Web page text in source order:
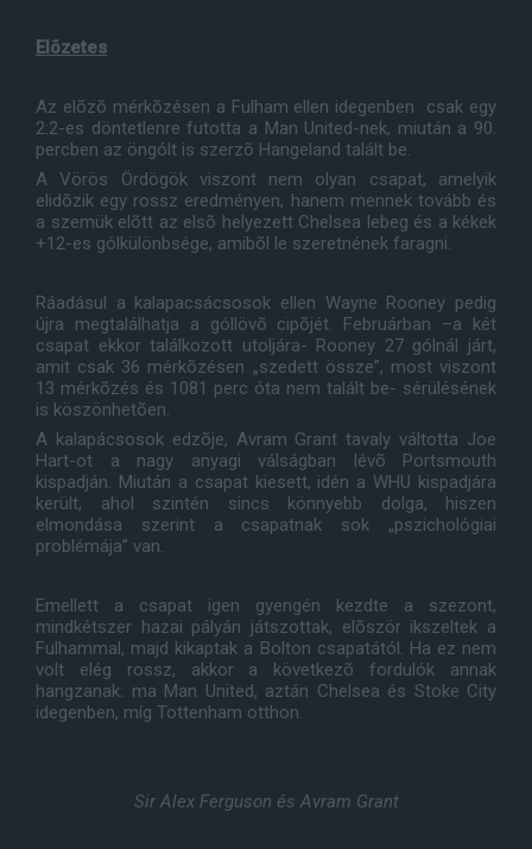
Elõzetes
Az elõzõ mérkõzésen a Fulham ellen idegenben
csak egy
2:2-es döntetlenre futotta a Man United-nek, miután a 90.
percben az öngólt is szerzõ Hangeland talált be.
A Vörös Ördögök viszont nem olyan csapat, amelyik
elidõzik egy rossz eredményen, hanem mennek tovább és
a szemük elõtt az elsõ helyezett Chelsea lebeg és a kékek
+12-es gólkülönbsége, amibõl le szeretnének faragni.
Ráadásul a kalapacsácsosok ellen Wayne Rooney pedig
újra megtalálhatja a góllövõ cipõjét. Februárban –a két
csapat ekkor találkozott utoljára- Rooney 27 gólnál járt,
amit csak 36 mérkõzésen „szedett össze”, most viszont
13 mérkõzés és 1081 perc óta nem talált be- sérülésének
is köszönhetõen.
A kalapácsosok edzõje, Avram Grant tavaly váltotta Joe
Hart-ot a nagy anyagi válságban lévõ Portsmouth
kispadján. Miután a csapat kiesett, idén a WHU kispadjára
került, ahol szintén sincs könnyebb dolga, hiszen
elmondása szerint a csapatnak sok „pszichológiai
problémája” van.
Emellett a csapat igen gyengén kezdte a szezont,
mindkétszer hazai pályán játszottak, elõször ikszeltek a
Fulhammal, majd kikaptak a Bolton csapatától. Ha ez nem
volt elég rossz, akkor a következõ fordulók annak
hangzanak: ma Man United, aztán Chelsea és Stoke City
idegenben, míg Tottenham otthon.
Sir Alex Ferguson és Avram Grant